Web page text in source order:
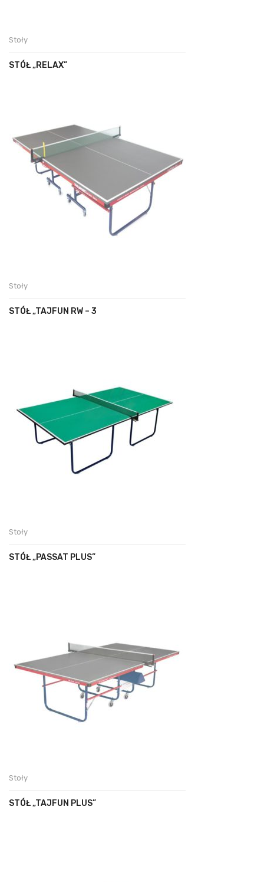
Stoły
STÓŁ „RELAX”
Stoły
STÓŁ „TAJFUN RW – 3
Stoły
STÓŁ „PASSAT PLUS”
Stoły
STÓŁ „TAJFUN PLUS”